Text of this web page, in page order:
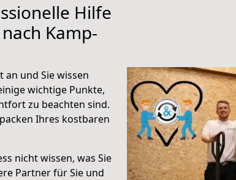
Hilfe
Kamp-
und Sie wissen
wichtige Punkte,
zu beachten sind.
Ihres kostbaren
nicht wissen, was Sie
Partner für Sie und